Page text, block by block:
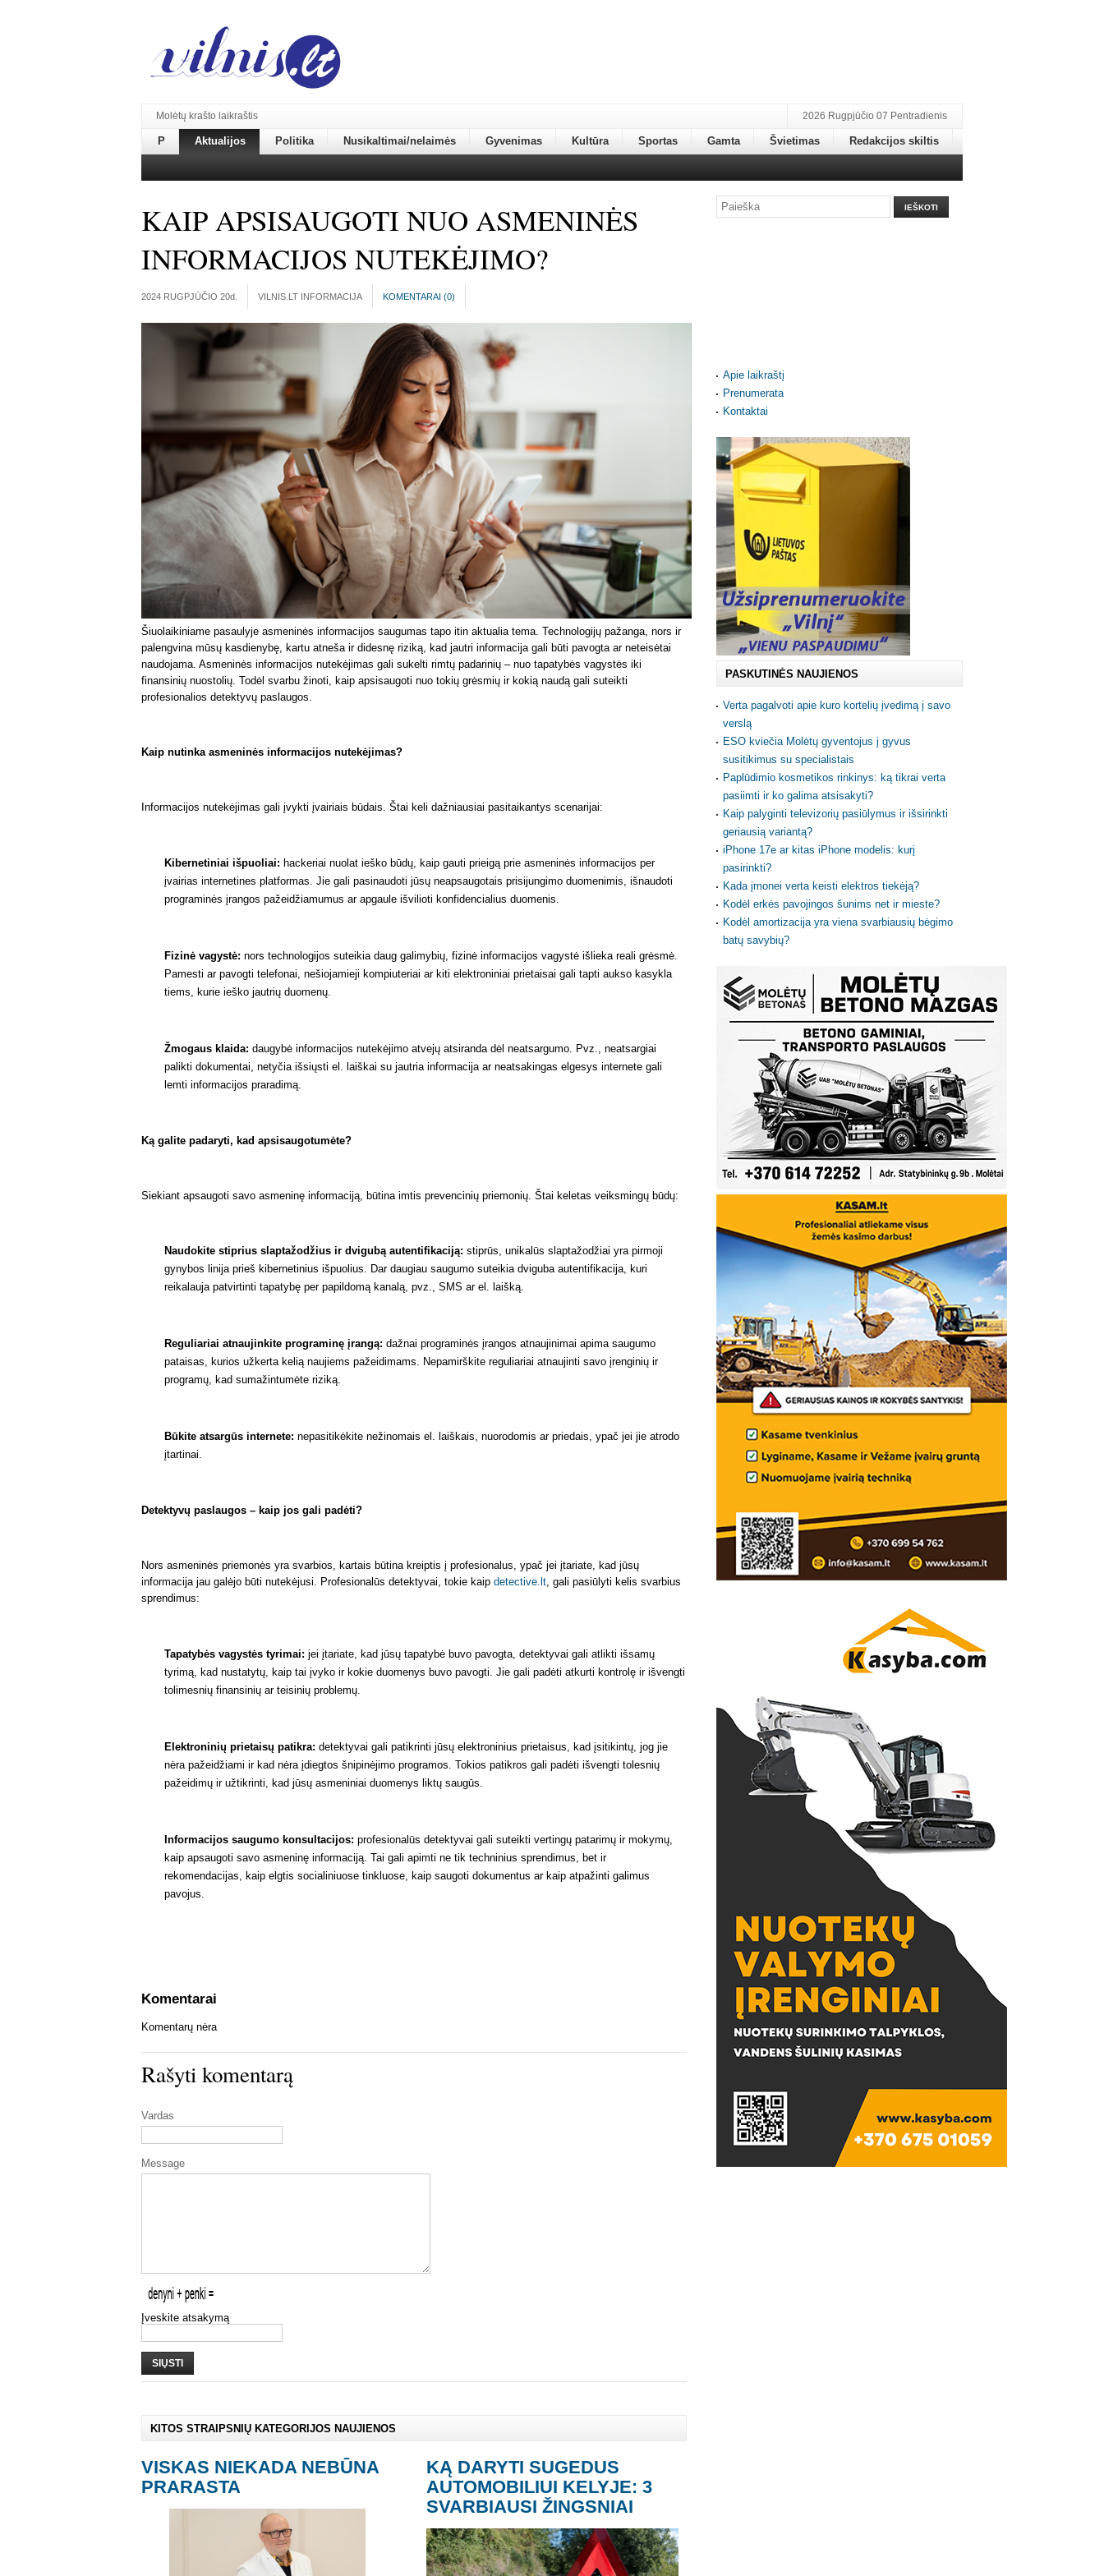
Molėtų krašto laikraštis 2026 Rugpjūčio 07 Pentradienis
P Aktualijos Politika Nusikaltimai/nelaimės Gyvenimas Kultūra Sportas Gamta Švietimas Redakcijos skiltis
KAIP APSISAUGOTI NUO ASMENINĖS
INFORMACIJOS NUTEKĖJIMO?
2024 RUGPJŪČIO 20d. VILNIS.LT INFORMACIJA KOMENTARAI (0)
Šiuolaikiniame pasaulyje asmeninės informacijos saugumas tapo itin aktualia tema. Technologijų pažanga, nors ir
palengvina mūsų kasdienybę, kartu atneša ir didesnę riziką, kad jautri informacija gali būti pavogta ar neteisėtai
naudojama. Asmeninės informacijos nutekėjimas gali sukelti rimtų padarinių – nuo tapatybės vagystės iki
finansinių nuostolių. Todėl svarbu žinoti, kaip apsisaugoti nuo tokių grėsmių ir kokią naudą gali suteikti
profesionalios detektyvų paslaugos.
Kaip nutinka asmeninės informacijos nutekėjimas?
Informacijos nutekėjimas gali įvykti įvairiais būdais. Štai keli dažniausiai pasitaikantys scenarijai:
Kibernetiniai išpuoliai: hackeriai nuolat ieško būdų, kaip gauti prieigą prie asmeninės informacijos per
įvairias internetines platformas. Jie gali pasinaudoti jūsų neapsaugotais prisijungimo duomenimis, išnaudoti
programinės įrangos pažeidžiamumus ar apgaule išvilioti konfidencialius duomenis.
Fizinė vagystė: nors technologijos suteikia daug galimybių, fizinė informacijos vagystė išlieka reali grėsmė.
Pamesti ar pavogti telefonai, nešiojamieji kompiuteriai ar kiti elektroniniai prietaisai gali tapti aukso kasykla
tiems, kurie ieško jautrių duomenų.
Žmogaus klaida: daugybė informacijos nutekėjimo atvejų atsiranda dėl neatsargumo. Pvz., neatsargiai
palikti dokumentai, netyčia išsiųsti el. laiškai su jautria informacija ar neatsakingas elgesys internete gali
lemti informacijos praradimą.
Ką galite padaryti, kad apsisaugotumėte?
Siekiant apsaugoti savo asmeninę informaciją, būtina imtis prevencinių priemonių. Štai keletas veiksmingų būdų:
Naudokite stiprius slaptažodžius ir dvigubą autentifikaciją: stiprūs, unikalūs slaptažodžiai yra pirmoji
gynybos linija prieš kibernetinius išpuolius. Dar daugiau saugumo suteikia dviguba autentifikacija, kuri
reikalauja patvirtinti tapatybę per papildomą kanalą, pvz., SMS ar el. laišką.
Reguliariai atnaujinkite programinę įrangą: dažnai programinės įrangos atnaujinimai apima saugumo
pataisas, kurios užkerta kelią naujiems pažeidimams. Nepamirškite reguliariai atnaujinti savo įrenginių ir
programų, kad sumažintumėte riziką.
Būkite atsargūs internete: nepasitikėkite nežinomais el. laiškais, nuorodomis ar priedais, ypač jei jie atrodo
įtartinai.
Detektyvų paslaugos – kaip jos gali padėti?
Nors asmeninės priemonės yra svarbios, kartais būtina kreiptis į profesionalus, ypač jei įtariate, kad jūsų
informacija jau galėjo būti nutekėjusi. Profesionalūs detektyvai, tokie kaip detective.lt , gali pasiūlyti kelis svarbius
sprendimus:
Tapatybės vagystės tyrimai: jei įtariate, kad jūsų tapatybė buvo pavogta, detektyvai gali atlikti išsamų
tyrimą, kad nustatytų, kaip tai įvyko ir kokie duomenys buvo pavogti. Jie gali padėti atkurti kontrolę ir išvengti
tolimesnių finansinių ar teisinių problemų.
Elektroninių prietaisų patikra: detektyvai gali patikrinti jūsų elektroninius prietaisus, kad įsitikintų, jog jie
nėra pažeidžiami ir kad nėra įdiegtos šnipinėjimo programos. Tokios patikros gali padėti išvengti tolesnių
pažeidimų ir užtikrinti, kad jūsų asmeniniai duomenys liktų saugūs.
Informacijos saugumo konsultacijos: profesionalūs detektyvai gali suteikti vertingų patarimų ir mokymų,
kaip apsaugoti savo asmeninę informaciją. Tai gali apimti ne tik techninius sprendimus, bet ir
rekomendacijas, kaip elgtis socialiniuose tinkluose, kaip saugoti dokumentus ar kaip atpažinti galimus
pavojus.
Komentarai
Komentarų nėra
Rašyti komentarą
Vardas
Message
Įveskite atsakymą
SIŲSTI
KITOS STRAIPSNIŲ KATEGORIJOS NAUJIENOS
VISKAS NIEKADA NEBŪNA
PRARASTA
KĄ DARYTI SUGEDUS
AUTOMOBILIUI KELYJE: 3
SVARBIAUSI ŽINGSNIAI
Apie laikraštį
Prenumerata
Kontaktai
PASKUTINĖS NAUJIENOS
Verta pagalvoti apie kuro kortelių įvedimą į savo
verslą
ESO kviečia Molėtų gyventojus į gyvus
susitikimus su specialistais
Paplūdimio kosmetikos rinkinys: ką tikrai verta
pasiimti ir ko galima atsisakyti?
Kaip palyginti televizorių pasiūlymus ir išsirinkti
geriausią variantą?
iPhone 17e ar kitas iPhone modelis: kurį
pasirinkti?
Kada įmonei verta keisti elektros tiekėją?
Kodėl erkės pavojingos šunims net ir mieste?
Kodėl amortizacija yra viena svarbiausių bėgimo
batų savybių?